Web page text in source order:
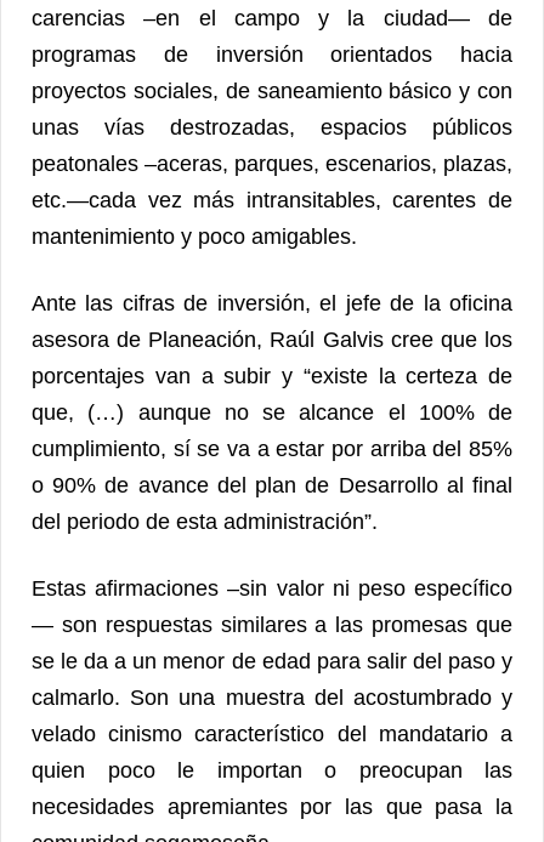
carencias –en el campo y la ciudad— de
programas de inversión orientados hacia
proyectos sociales, de saneamiento básico y con
unas vías destrozadas, espacios públicos
peatonales –aceras, parques, escenarios, plazas,
etc.—cada vez más intransitables, carentes de
mantenimiento y poco amigables.
Ante las cifras de inversión, el jefe de la oficina
asesora de Planeación, Raúl Galvis cree que los
porcentajes van a subir y “existe la certeza de
que, (…) aunque no se alcance el 100% de
cumplimiento, sí se va a estar por arriba del 85%
o 90% de avance del plan de Desarrollo al final
del periodo de esta administración”.
Estas afirmaciones –sin valor ni peso específico
— son respuestas similares a las promesas que
se le da a un menor de edad para salir del paso y
calmarlo. Son una muestra del acostumbrado y
velado cinismo característico del mandatario a
quien poco le importan o preocupan las
necesidades apremiantes por las que pasa la